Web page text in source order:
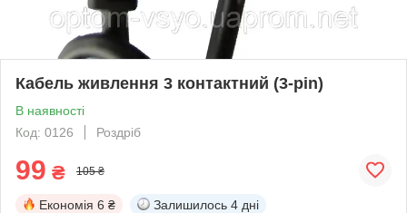
Кабель живлення 3 контактний (3-pin)
В наявності
Код: 0126
Роздріб
99 ₴ 105 ₴
Економія 6 ₴ Залишилось 4 дні